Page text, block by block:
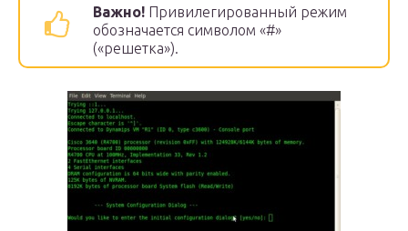
Важно! Привилегированный режим
обозначается символом «#»
(«решетка»).